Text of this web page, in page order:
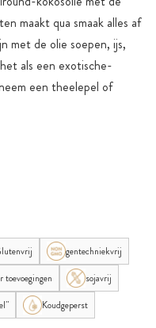
maakt qua smaak alles af
met de olie soepen, ijs,
als een exotische-
een theelepel of
gentechniekvrij
toevoegingen
sojavrij
Koudgeperst